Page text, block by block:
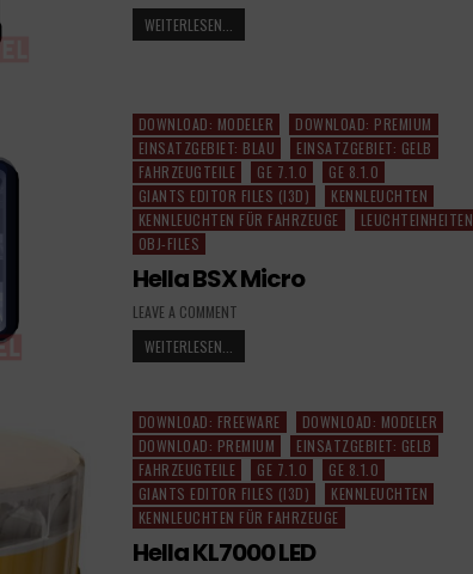
WEITERLESEN...
Posted
in
DOWNLOAD: MODELER
DOWNLOAD: PREMIUM
EINSATZGEBIET: BLAU
EINSATZGEBIET: GELB
FAHRZEUGTEILE
GE 7.1.0
GE 8.1.0
GIANTS EDITOR FILES (I3D)
KENNLEUCHTEN
KENNLEUCHTEN FÜR FAHRZEUGE
LEUCHTEINHEITEN
OBJ-FILES
Hella BSX Micro
LEAVE A COMMENT
WEITERLESEN...
Posted
in
DOWNLOAD: FREEWARE
DOWNLOAD: MODELER
DOWNLOAD: PREMIUM
EINSATZGEBIET: GELB
FAHRZEUGTEILE
GE 7.1.0
GE 8.1.0
GIANTS EDITOR FILES (I3D)
KENNLEUCHTEN
KENNLEUCHTEN FÜR FAHRZEUGE
Hella KL7000 LED